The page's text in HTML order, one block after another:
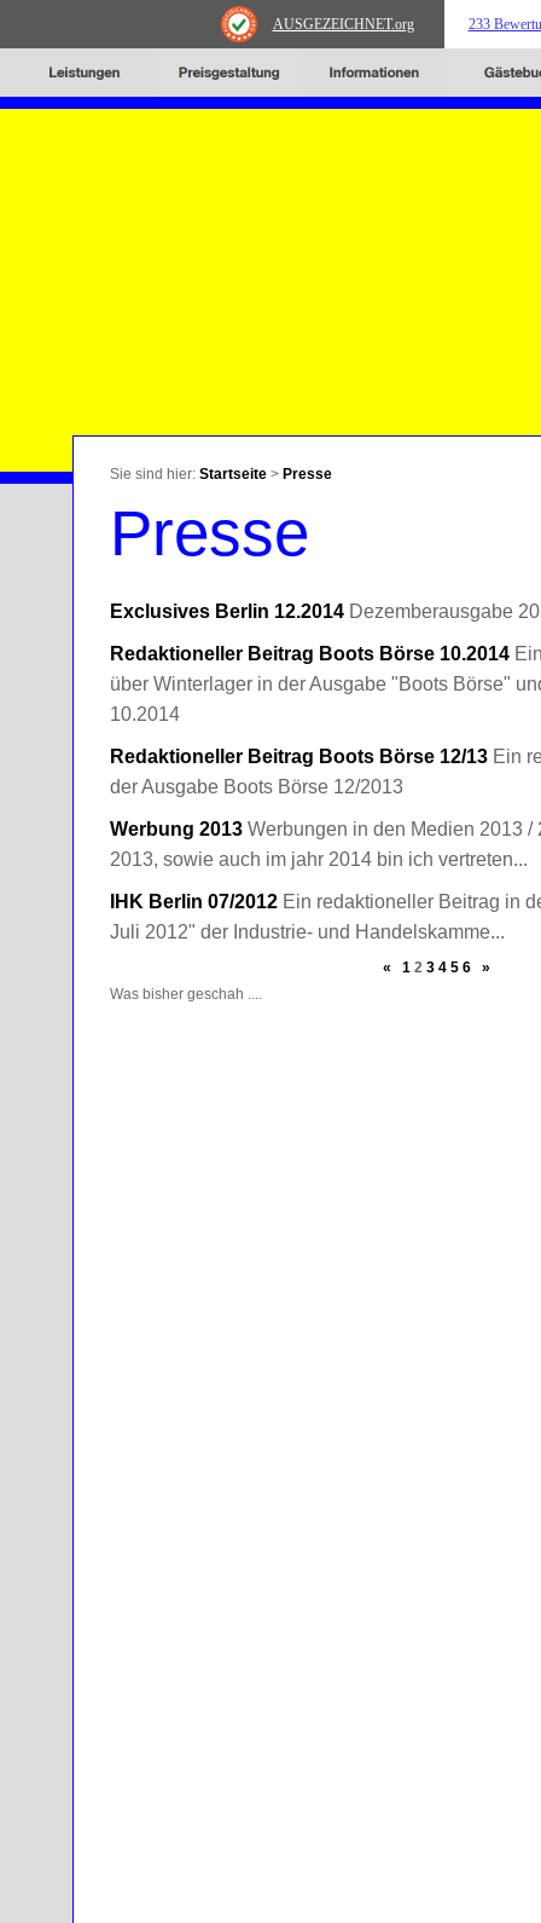
AUSGEZEICHNET.org 233
Sie sind hier: Startseite > Presse
Presse
Exclusives Berlin 12.2014 Dezemberausgabe
Redaktioneller Beitrag Boots Börse 10.2014
über Winterlager in der Ausgabe "Boots Börse"
10.2014
Redaktioneller Beitrag Boots Börse 12/13 Ein
der Ausgabe Boots Börse 12/2013
Werbung 2013 Werbungen in den Medien 2013 /
2013, sowie auch im jahr 2014 bin ich vertreten...
IHK Berlin 07/2012 Ein redaktioneller Beitrag in
Juli 2012" der Industrie- und Handelskamme...
« 1 2 3 4 5 6
»
Was bisher geschah ....